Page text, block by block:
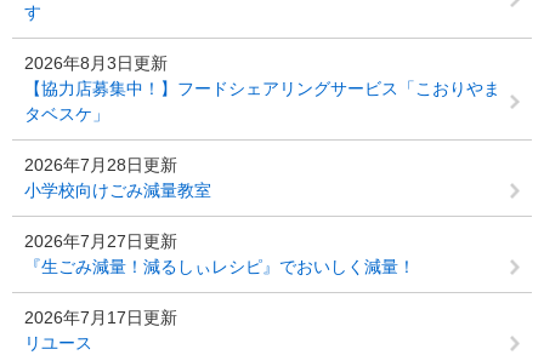
す
2026年8月3日更新
【協力店募集中！】フードシェアリングサービス「こおりやま
タベスケ」
2026年7月28日更新
小学校向けごみ減量教室
2026年7月27日更新
『生ごみ減量！減るしぃレシピ』でおいしく減量！
2026年7月17日更新
リユース